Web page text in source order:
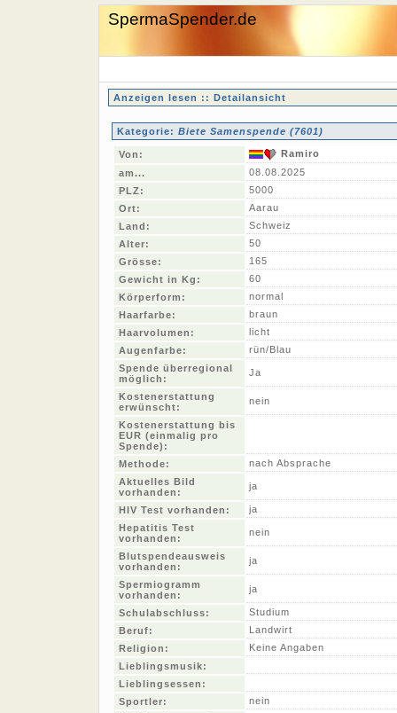
SpermaSpender.de
Anzeigen lesen :: Detailansicht
Kategorie: Biete Samenspende (7601)
Von:
Ramiro
am...
08.08.2025
PLZ:
5000
Ort:
Aarau
Land:
Schweiz
Alter:
50
Grösse:
165
Gewicht in Kg:
60
Körperform:
normal
Haarfarbe:
braun
Haarvolumen:
licht
Augenfarbe:
rün/Blau
Spende überregional
möglich:
Ja
Kostenerstattung
erwünscht:
nein
Kostenerstattung bis
EUR (einmalig pro
Spende):
Methode:
nach Absprache
Aktuelles Bild
vorhanden:
ja
HIV Test vorhanden:
ja
Hepatitis Test
vorhanden:
nein
Blutspendeausweis
vorhanden:
ja
Spermiogramm
vorhanden:
ja
Schulabschluss:
Studium
Beruf:
Landwirt
Religion:
Keine Angaben
Lieblingsmusik:
Lieblingsessen:
Sportler:
nein